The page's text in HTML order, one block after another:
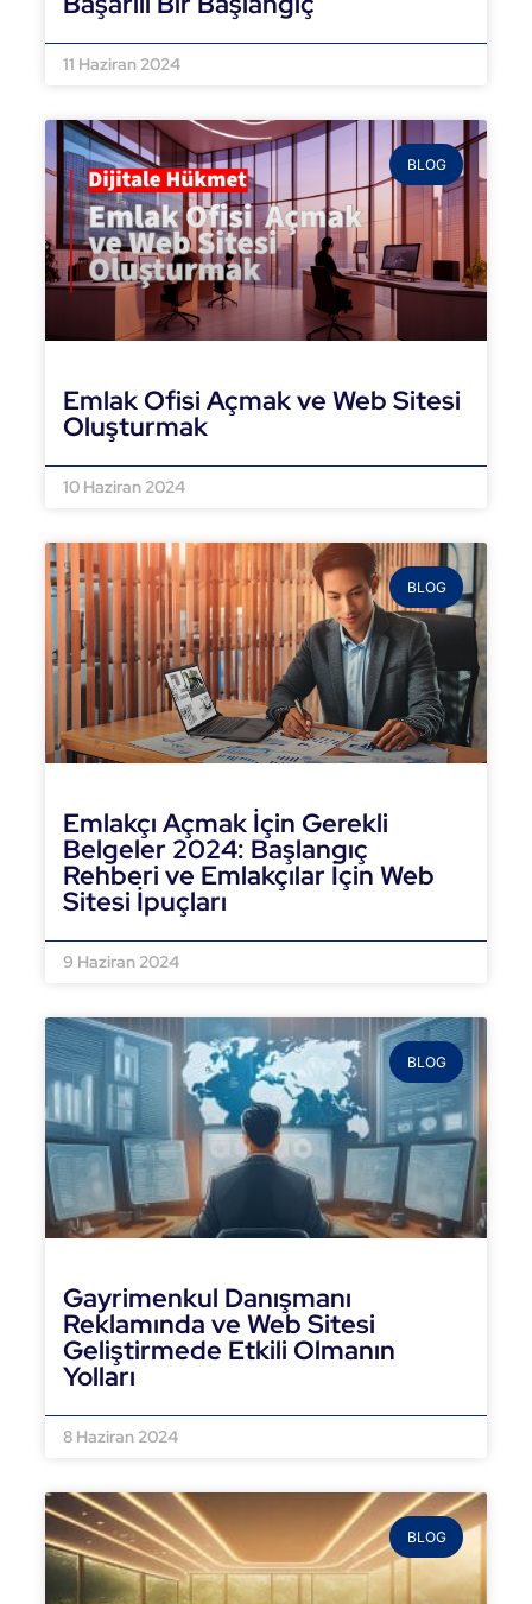
11 Haziran 2024
BLOG
Emlak Ofisi Açmak ve Web Sitesi
Oluşturmak
10 Haziran 2024
BLOG
Emlakçı Açmak İçin Gerekli
Belgeler 2024: Başlangıç
Rehberi ve Emlakçılar İçin Web
Sitesi İpuçları
9 Haziran 2024
BLOG
Gayrimenkul Danışmanı
Reklamında ve Web Sitesi
Geliştirmede Etkili Olmanın
Yolları
8 Haziran 2024
BLOG